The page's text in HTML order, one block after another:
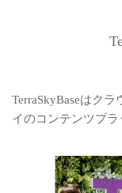
TerraSkyBaseはク
イのコンテンツプラ